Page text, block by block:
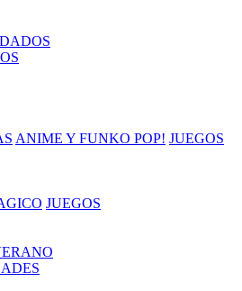
ANIME Y FUNKO POP! JUEGOS
JUEGOS